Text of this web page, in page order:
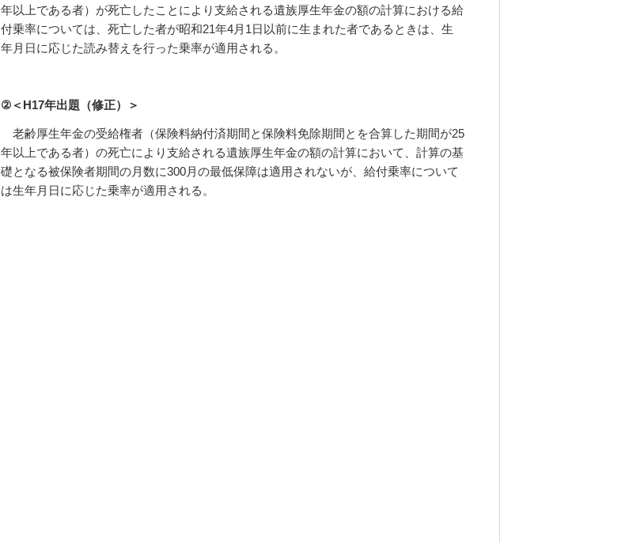
年以上である者）が死亡したことにより支給される遺族厚生年金の額の計算における給
付乗率については、死亡した者が昭和21年4月 1日以前に生まれた者であるときは、生
年月日に応じた読み替えを行った乗率が適用される。
②＜H17年出題 （修正）＞
老齢厚生年金の受給権者（保険料納付済期間と保険料免除期間とを合算した期間が25
年以上である者）の死亡により支給される遺族厚生年金の額の計算において、計算の基
礎となる被保険者期間の月数に300月の最低保障は適用されないが、給付乗率について
は生年月日に応じた乗率が適用される。